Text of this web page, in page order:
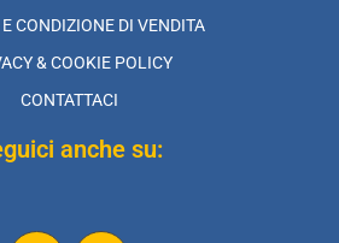
CONDIZIONE DI VENDITA
& COOKIE POLICY
CONTATTACI
anche su: